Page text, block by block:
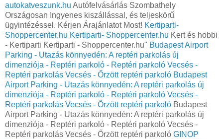
autokatveszunk.hu Autófelvásárlás Szombathely
Országosan Ingyenes kiszállással, és teljeskörű
ügyintézéssel. Kérjen Árajánlatot Most! Kertiparti-
Shoppercenter.hu Kertiparti- Shoppercenter.hu Kert és hobbi
- Kertiparti Kertiparti - Shoppercenter.hu" Budapest Airport
Parking - Utazás könnyedén: A reptéri parkolás új
dimenziója - Reptéri parkoló - Reptéri parkoló Vecsés -
Reptéri parkolás Vecsés - Őrzött reptéri parkoló Budapest
Airport Parking - Utazás könnyedén: A reptéri parkolás új
dimenziója - Reptéri parkoló - Reptéri parkoló Vecsés -
Reptéri parkolás Vecsés - Őrzött reptéri parkoló Budapest
Airport Parking - Utazás könnyedén: A reptéri parkolás új
dimenziója - Reptéri parkoló - Reptéri parkoló Vecsés -
Reptéri parkolás Vecsés - Őrzött reptéri parkoló GINOP